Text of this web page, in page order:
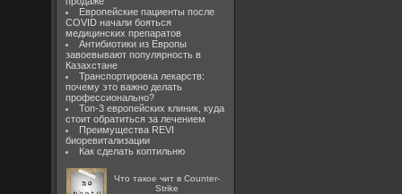
Европейские пациенты после
COVID начали бояться
медицинских препаратов
Антибиотики из Европы
завоевывают популярность в
Казахстане
Транспортировка лекарств:
почему это важно делать
профессионально?
Топ-3 европейских клиник, куда
стоит обратиться за лечением
Преимущества REVI
биоревитализации
Как сделать коптильню
Что такое чит в Counter-
Strike